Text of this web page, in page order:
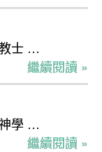
士 …
繼續閱讀 »
學 …
繼續閱讀 »